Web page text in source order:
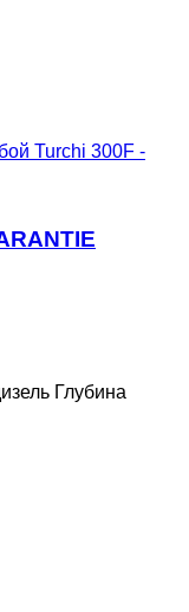
Turchi 300F -
Глубина